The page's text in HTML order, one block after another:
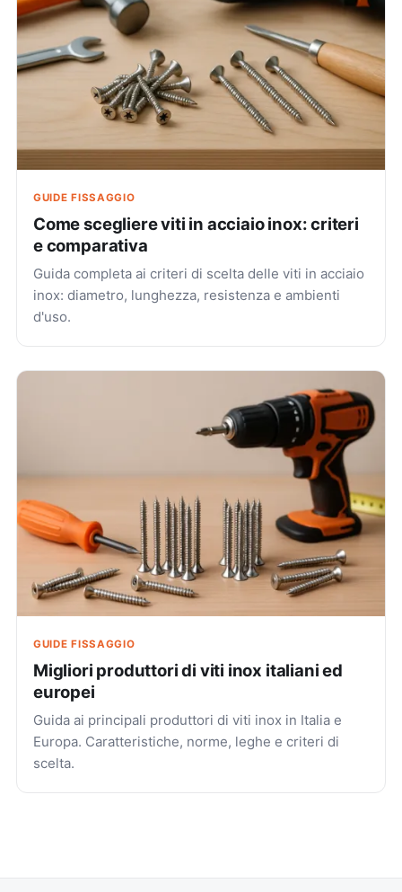
GUIDE FISSAGGIO
Come scegliere viti in acciaio inox: criteri
e comparativa
Guida completa ai criteri di scelta delle viti in acciaio
inox: diametro, lunghezza, resistenza e ambienti
d'uso.
GUIDE FISSAGGIO
Migliori produttori di viti inox italiani ed
europei
Guida ai principali produttori di viti inox in Italia e
Europa. Caratteristiche, norme, leghe e criteri di
scelta.